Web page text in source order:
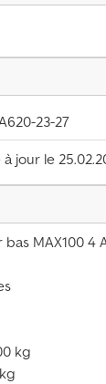
23-27
jour le
MAX100 4
kg